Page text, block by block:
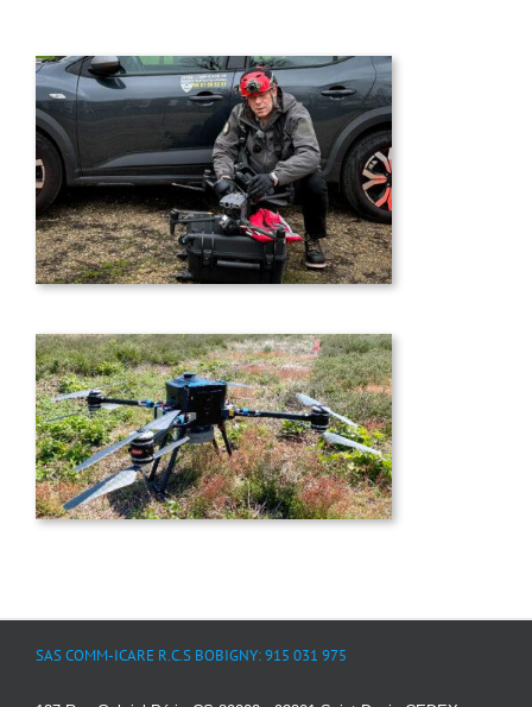
SAS COMM-ICARE R.C.S BOBIGNY: 915 031 975